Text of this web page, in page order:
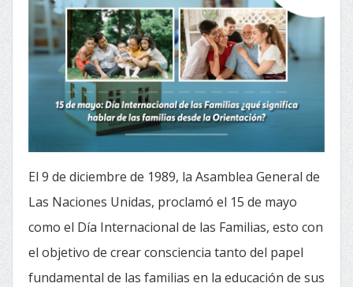
El 9 de diciembre de 1989, la Asamblea General de
Las Naciones Unidas, proclamó el 15 de mayo
como el Día Internacional de las Familias, esto con
el objetivo de crear consciencia tanto del papel
fundamental de las familias en la educación de sus